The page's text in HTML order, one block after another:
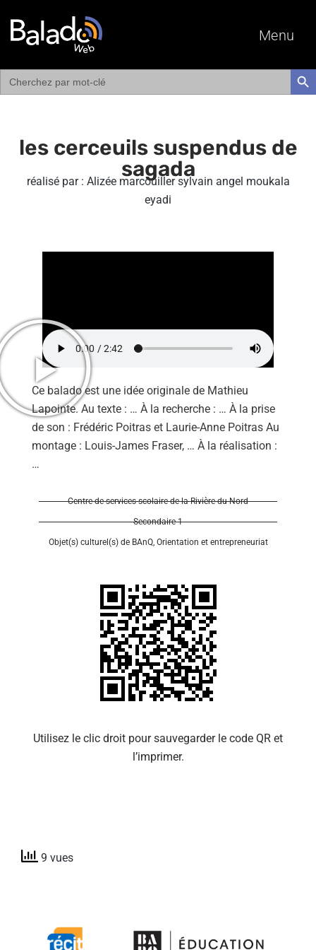
Menu
Search
for:
les cerceuils suspendus de
sagada
réalisé par : Alizée marcouiller sylvain angel moukala
eyadi
Ce balado est une idée originale de Mathieu
Lapointe. Au texte : … À la recherche : … À la prise
de son : Frédéric Poitras et Laurie-Anne Poitras Au
montage : Louis-James Fraser, … À la réalisation :
…
Centre de services scolaire de la Rivière-du-Nord
Secondaire 1
Objet(s) culturel(s) de BAnQ, Orientation et entrepreneuriat
Utilisez le clic droit pour sauvegarder le code QR et
l’imprimer.
9 vues